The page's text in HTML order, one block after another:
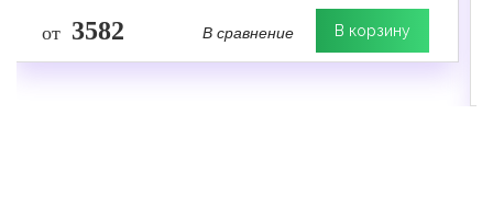
от 3582 В корзину
В сравнение